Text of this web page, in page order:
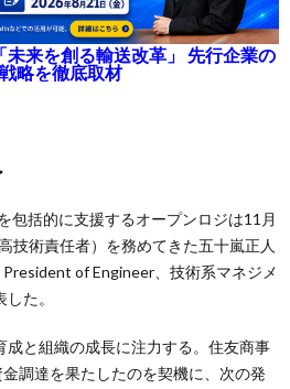
未来を創る輸送改革」 先行企業の
略を徹底取材
包括的に支援するオープンロジは11月
技術責任者）を務めてきた五十嵐正人
of Engineer、技術系マネジメ
た。
成と組織の成長に注力する。住友商事
調達を果たしたのを契機に、次の発